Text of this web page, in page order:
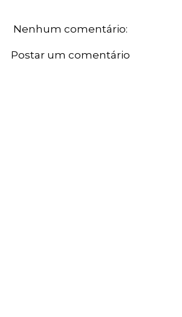
Nenhum comentário:
Postar um comentário